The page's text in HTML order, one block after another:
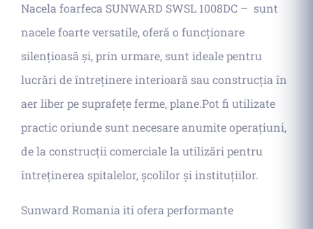
Nacela foarfeca SUNWARD SWSL 1008DC – sunt
nacele foarte versatile, oferă o funcționare
silențioasă și, prin urmare, sunt ideale pentru
lucrări de întreținere interioară sau construcția în
aer liber pe suprafețe ferme, plane.Pot fi utilizate
practic oriunde sunt necesare anumite operațiuni,
de la construcții comerciale la utilizări pentru
întreținerea spitalelor, școlilor și instituțiilor.
Sunward Romania iti ofera performante